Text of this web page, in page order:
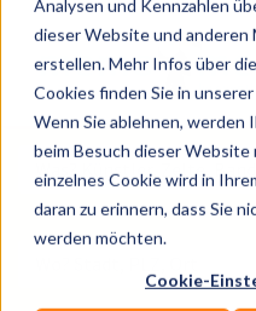
Analysen und Kennzahlen
dieser Website und anderen
erstellen. Mehr Infos über
Cookies finden Sie in
Wenn Sie ablehnen, werden
beim Besuch dieser Website
einzelnes Cookie wird in
daran zu erinnern, dass Sie
werden möchten.
Cookie-